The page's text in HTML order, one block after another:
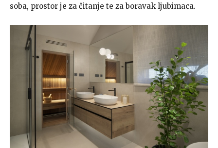
soba, prostor je za čitanje te za boravak ljubimaca.